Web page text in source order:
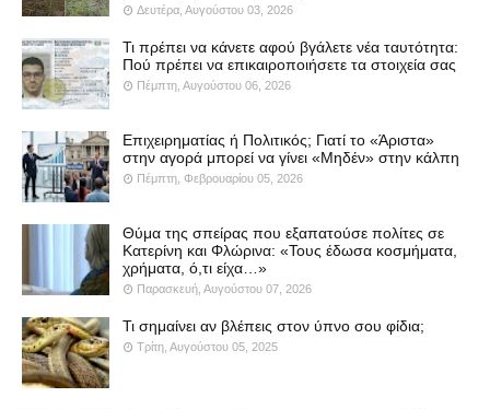
Δευτέρα, Αυγούστου 03, 2026
Τι πρέπει να κάνετε αφού βγάλετε νέα ταυτότητα:
Πού πρέπει να επικαιροποιήσετε τα στοιχεία σας
Πέμπτη, Αυγούστου 06, 2026
Επιχειρηματίας ή Πολιτικός; Γιατί το «Άριστα»
στην αγορά μπορεί να γίνει «Μηδέν» στην κάλπη
Πέμπτη, Φεβρουαρίου 05, 2026
Θύμα της σπείρας που εξαπατούσε πολίτες σε
Κατερίνη και Φλώρινα: «Τους έδωσα κοσμήματα,
χρήματα, ό,τι είχα…»
Παρασκευή, Αυγούστου 07, 2026
Τι σημαίνει αν βλέπεις στον ύπνο σου φίδια;
Τρίτη, Αυγούστου 05, 2025